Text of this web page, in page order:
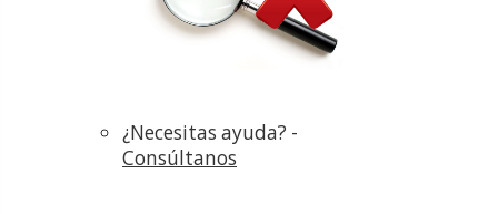
¿Necesitas ayuda? -
Consúltanos